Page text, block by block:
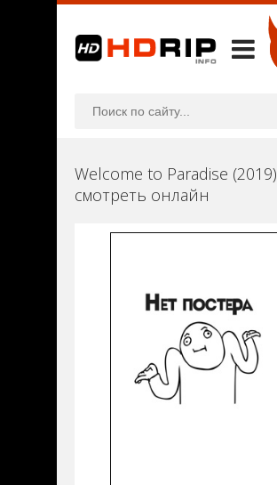
Welcome to Paradise (2019)
смотреть онлайн